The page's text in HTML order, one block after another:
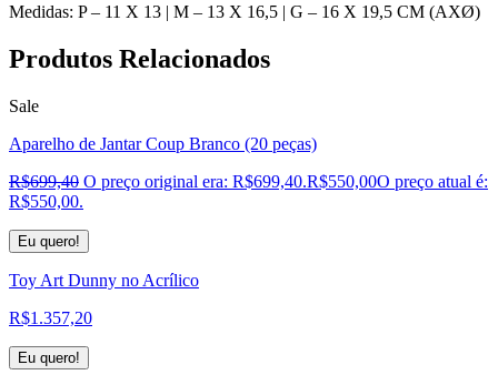
Medidas: P – 11 X 13 | M – 13 X 16,5 | G – 16 X 19,5 CM (AXØ)
Produtos Relacionados
Sale
Aparelho de Jantar Coup Branco (20 peças)
R$699,40 O preço original era: R$699,40.R$550,00O preço atual é:
R$550,00.
Eu quero!
Toy Art Dunny no Acrílico
R$1.357,20
Eu quero!